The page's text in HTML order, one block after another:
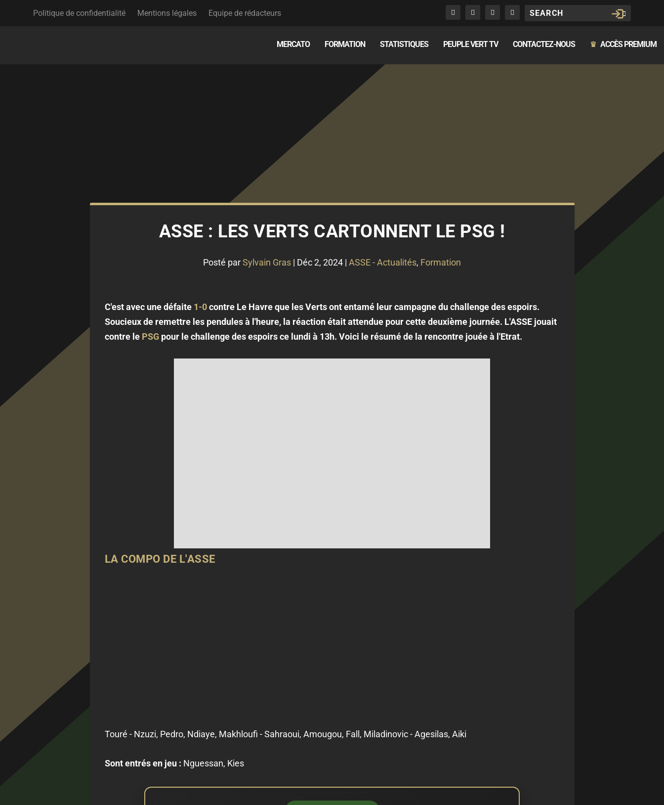
Politique de confidentialité Mentions légales Equipe de rédacteurs
MERCATO FORMATION STATISTIQUES PEUPLE VERT TV CONTACTEZ-NOUS ♛ ACCÈS PREMIUM
ASSE : LES VERTS CARTONNENT LE PSG !
Posté parSylvain Gras | Déc 2, 2024 | ASSE - Actualités, Formation
C'est avec une défaite 1-0contre Le Havre que les Verts ont entamé leur campagne du challenge des espoirs.
Soucieux de remettre les pendules à l'heure, la réaction était attendue pour cette deuxième journée. L'ASSE jouait
contre le PSGpour le challenge des espoirs ce lundi à 13h. Voici le résumé de la rencontre jouée à l'Etrat.
LA COMPO DE L'ASSE
Touré - Nzuzi, Pedro, Ndiaye, Makhloufi - Sahraoui, Amougou, Fall, Miladinovic - Agesilas, Aiki
Sont entrés en jeu : Nguessan, Kies